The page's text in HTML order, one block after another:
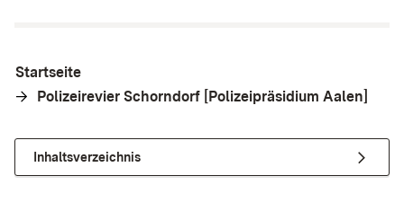
Startseite
Polizeirevier Schorndorf [Polizeipräsidium Aalen]
Inhaltsverzeichnis